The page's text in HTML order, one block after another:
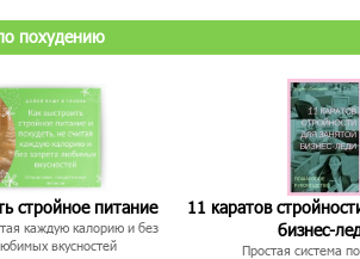
похудению
стройное питание
каждую калорию и без
вкусностей
11 каратов
бизнес-
Простая система